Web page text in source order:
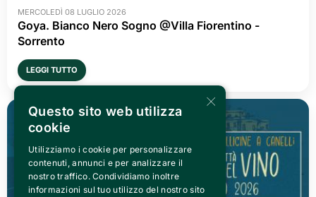
MERCOLEDÌ 08 LUGLIO 2026
Goya. Bianco Nero Sogno @Villa Fiorentino -
Sorrento
LEGGI TUTTO
×
Questo sito web utilizza
cookie
Utilizziamo i cookie per personalizzare
contenuti, annunci e per analizzare il
nostro traffico. Condividiamo inoltre
informazioni sul tuo utilizzo del nostro sito